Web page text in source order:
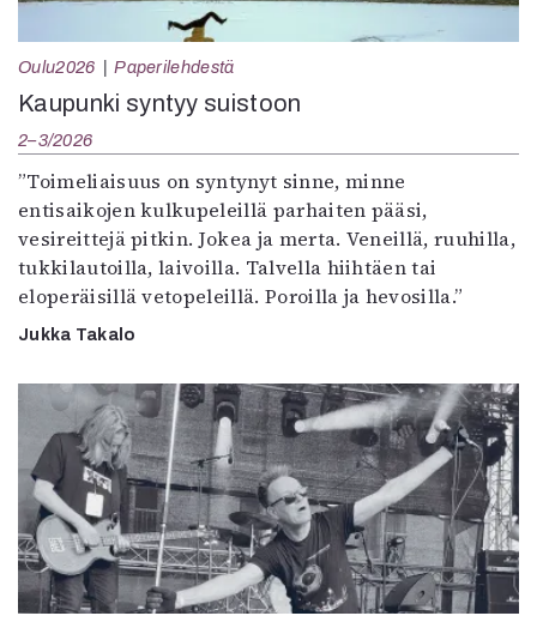
Oulu2026 Paperilehdestä
Kaupunki syntyy suistoon
2–3/2026
”Toimeliaisuus on syntynyt sinne, minne
entisaikojen kulkupeleillä parhaiten pääsi,
vesireittejä pitkin. Jokea ja merta. Veneillä, ruuhilla,
tukkilautoilla, laivoilla. Talvella hiihtäen tai
eloperäisillä vetopeleillä. Poroilla ja hevosilla.”
Jukka Takalo